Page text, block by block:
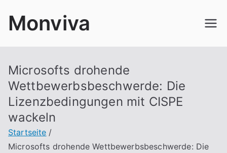
InhaltMonviva
Microsofts drohende
Wettbewerbsbeschwerde: Die
Lizenzbedingungen mit CISPE
wackeln
Startseite
Microsofts drohende Wettbewerbsbeschwerde: Die